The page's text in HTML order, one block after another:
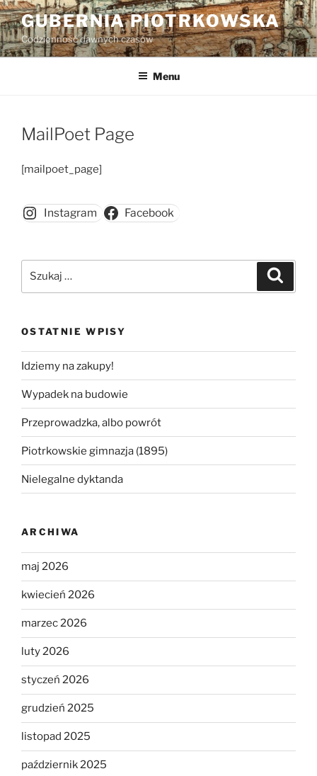
Przejdź
do
treści
GUBERNIA PIOTRKOWSKA
Codzienność dawnych czasów
Menu
MailPoet Page
[mailpoet_page]
Instagram Facebook
OSTATNIE WPISY
Idziemy na zakupy!
Wypadek na budowie
Przeprowadzka, albo powrót
Piotrkowskie gimnazja (1895)
Nielegalne dyktanda
ARCHIWA
maj 2026
kwiecień 2026
marzec 2026
luty 2026
styczeń 2026
grudzień 2025
listopad 2025
październik 2025